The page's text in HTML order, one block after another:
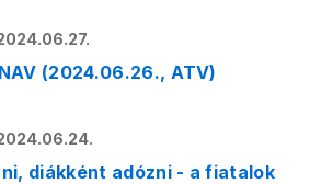
(2024.06.26., ATV)
diákként adózni - a fiatalok